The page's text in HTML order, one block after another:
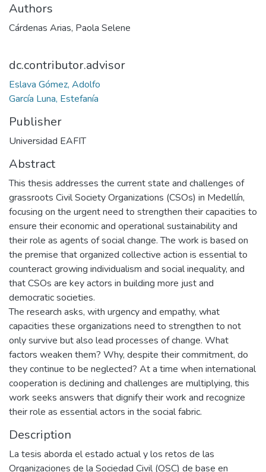
Authors
Cárdenas Arias, Paola Selene
dc.contributor.advisor
Eslava Gómez, Adolfo
García Luna, Estefanía
Publisher
Universidad EAFIT
Abstract
This thesis addresses the current state and challenges of
grassroots Civil Society Organizations (CSOs) in Medellín,
focusing on the urgent need to strengthen their capacities to
ensure their economic and operational sustainability and
their role as agents of social change. The work is based on
the premise that organized collective action is essential to
counteract growing individualism and social inequality, and
that CSOs are key actors in building more just and
democratic societies.
The research asks, with urgency and empathy, what
capacities these organizations need to strengthen to not
only survive but also lead processes of change. What
factors weaken them? Why, despite their commitment, do
they continue to be neglected? At a time when international
cooperation is declining and challenges are multiplying, this
work seeks answers that dignify their work and recognize
their role as essential actors in the social fabric.
Description
La tesis aborda el estado actual y los retos de las
Organizaciones de la Sociedad Civil (OSC) de base en